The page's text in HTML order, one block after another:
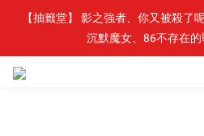
【轉生史萊姆】系列書展🌟系列小說
明信片組
【抽籤堂】 影之強者、你又被殺了
沉默魔女、86不存在
【轉生史萊姆】系列書展🌟系列小說